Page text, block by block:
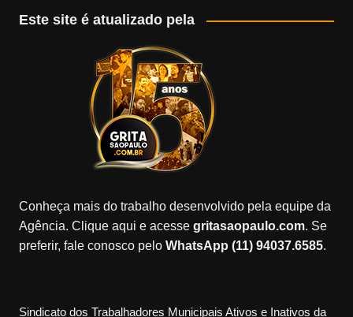
Este site é atualizado pela
Conheça mais do trabalho desenvolvido pela equipe da
Agência. Clique aqui e acesse gritasaopaulo.com. Se
preferir, fale conosco peloWhatsApp (11) 94037.6585.
Sindicato dos Trabalhadores Municipais Ativos e Inativos da